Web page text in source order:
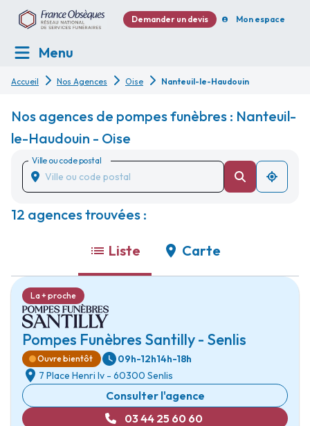
Demander un devis Mon espace
Menu
Accueil Nos Agences Oise Nanteuil-le-Haudouin
Nos agences de pompes funèbres : Nanteuil-
le-Haudouin - Oise
Ville ou code postal
12 agences trouvées :
Liste Carte
Pompes Funèbres Santilly - Senlis
La + proche
Ouvre bientôt 09h-12h14h-18h
7 Place Henri Iv - 60300 Senlis
Consulter l'agence
03 44 25 60 60